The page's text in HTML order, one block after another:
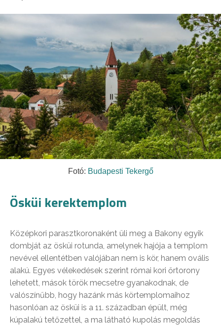
Fotó: Budapesti Tekergő
Ösküi kerektemplom
Középkori parasztkoronaként üli meg a Bakony egyik
dombját az ösküi rotunda, amelynek hajója a templom
nevével ellentétben valójában nem is kör, hanem ovális
alakú. Egyes vélekedések szerint római kori őrtorony
lehetett, mások török mecsetre gyanakodnak, de
valószínűbb, hogy hazánk más körtemplomaihoz
hasonlóan az ösküi is a 11. században épült, még
kúpalakú tetőzettel, a ma látható kupolás megoldás